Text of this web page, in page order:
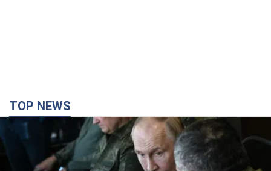
TOP NEWS